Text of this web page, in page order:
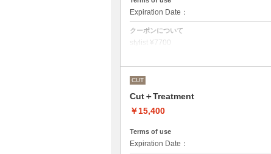
Expiration Date：
クーポンについて
stylist ¥7700
シャンプースタイリング代が含まれており
（マイクロバブルシャンプーをご希望の
さい）
CUT
Cut＋Treatment
￥15,400
Terms of use
Expiration Date：